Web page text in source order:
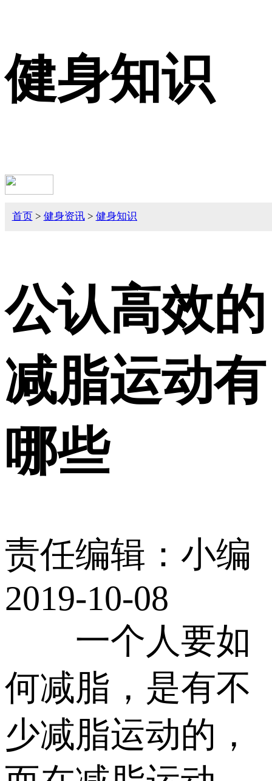
健身知识
首页 > 健身资讯> 健身知识
公认高效的
减脂运动有
哪些
责任编辑：小编
2019-10-08
一个人要如
何减脂，是有不
少减脂运动的，